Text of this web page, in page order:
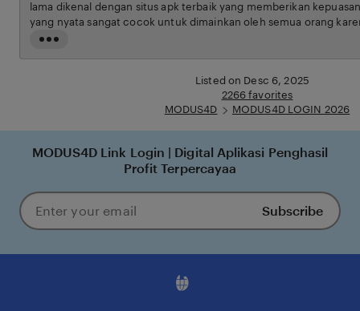
Read
the
lama dikenal dengan situs apk terbaik yang memberikan
yang nyata sangat cocok untuk dimainkan oleh semua orang
ketentuan yang berlaku.
Listed on Desc 6, 2025
2266 favorites
MODUS4D
MODUS4D LOGIN 2026
MODUS4D Link Login | Digital Aplikasi Penghasil
Profit Terpercayaa
Enter
your
Subscribe